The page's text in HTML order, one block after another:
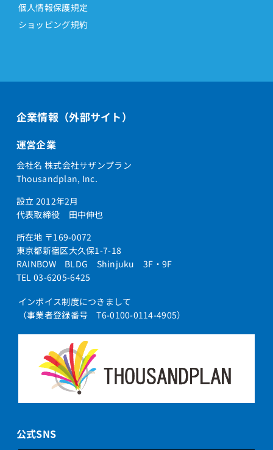
個人情報保護規定
ショッピング規約
企業情報（外部サイト）
運営企業
会社名 株式会社サザンプラン
Thousandplan, Inc.
設立 2012年2月
代表取締役 田中伸也
所在地 〒169-0072
東京都新宿区大久保1-7-18
RAINBOW BLDG Shinjuku 3F・9F
TEL 03-6205-6425
インボイス制度につきまして
（事業者登録番号 T6-0100-0114-4905）
公式SNS